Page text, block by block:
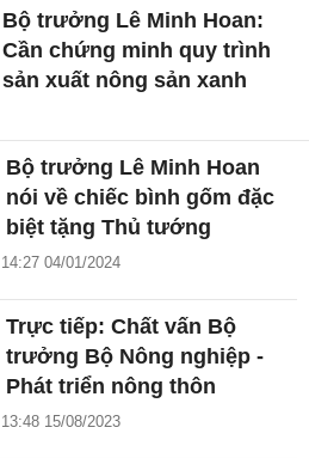
Bộ trưởng Lê Minh Hoan:
Cần chứng minh quy trình
sản xuất nông sản xanh
Bộ trưởng Lê Minh Hoan
nói về chiếc bình gốm đặc
biệt tặng Thủ tướng
14:27 04/01/2024
Trực tiếp: Chất vấn Bộ
trưởng Bộ Nông nghiệp -
Phát triển nông thôn
13:48 15/08/2023